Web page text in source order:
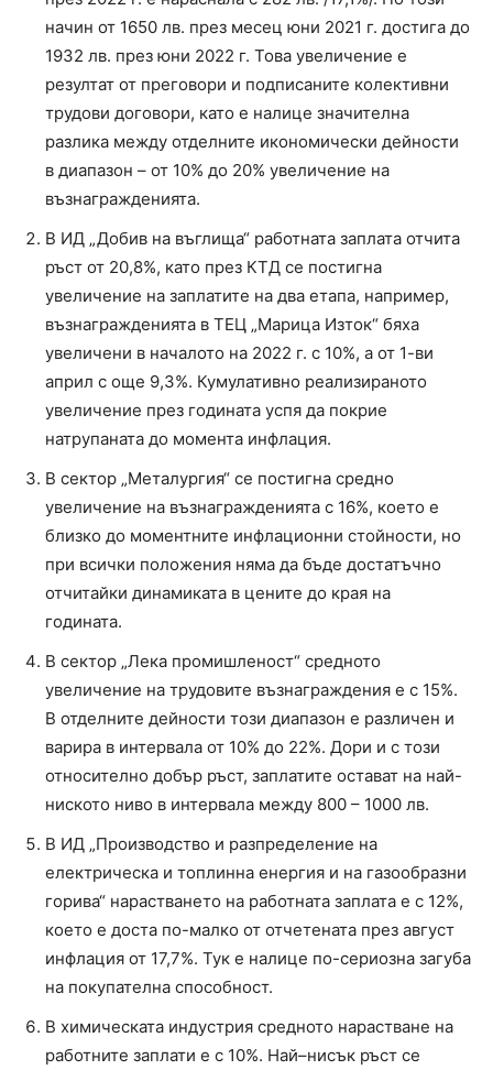
начин от 1650 лв. през месец юни 2021 г. достига до
1932 лв. през юни 2022 г. Това увеличение е
резултат от преговори и подписаните колективни
трудови договори, като е налице значителна
разлика между отделните икономически дейности
в диапазон – от 10% до 20% увеличение на
възнагражденията.
В ИД „Добив на въглища“ работната заплата отчита
ръст от 20,8%, като през КТД се постигна
увеличение на заплатите на два етапа, например,
възнагражденията в ТЕЦ „Марица Изток“ бяха
увеличени в началото на 2022 г. с 10%, а от 1-ви
април с още 9,3%. Кумулативно реализираното
увеличение през годината успя да покрие
натрупаната до момента инфлация.
В сектор „Металургия“ се постигна средно
увеличение на възнагражденията с 16%, което е
близко до моментните инфлационни стойности, но
при всички положения няма да бъде достатъчно
отчитайки динамиката в цените до края на
годината.
В сектор „Лека промишленост“ средното
увеличение на трудовите възнаграждения е с 15%.
В отделните дейности този диапазон е различен и
варира в интервала от 10% до 22%. Дори и с този
относително добър ръст, заплатите остават на най-
ниското ниво в интервала между 800 – 1000 лв.
В ИД „Производство и разпределение на
електрическа и топлинна енергия и на газообразни
горива“ нарастването на работната заплата е с 12%,
което е доста по-малко от отчетената през август
инфлация от 17,7%. Тук е налице по-сериозна загуба
на покупателна способност.
В химическата индустрия средното нарастване на
работните заплати е с 10%. Най–нисък ръст се